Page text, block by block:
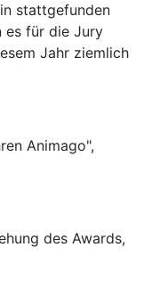
stattgefunden
es für die Jury
Jahr ziemlich
Animago",
des Awards,